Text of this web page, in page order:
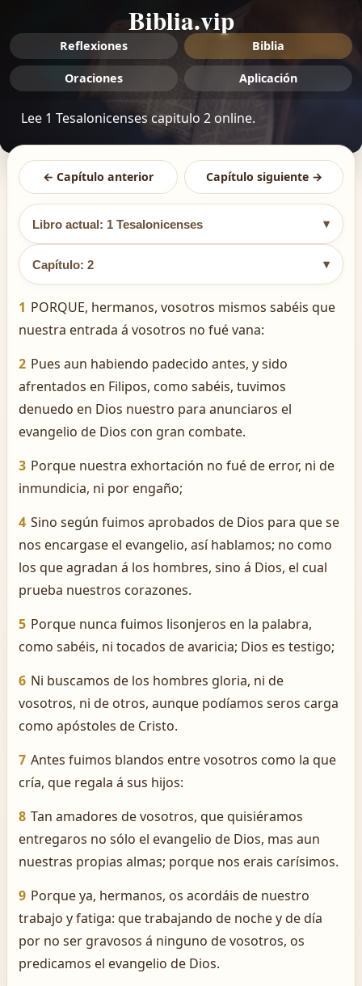
Biblia.vip
Reflexiones Biblia
Oraciones Aplicación
Lee 1 Tesalonicenses capitulo 2 online.
← Capítulo anterior Capítulo siguiente →
Libro actual: 1 Tesalonicenses ▾
Capítulo: 2 ▾
1 PORQUE, hermanos, vosotros mismos sabéis que
nuestra entrada á vosotros no fué vana:
2 Pues aun habiendo padecido antes, y sido
afrentados en Filipos, como sabéis, tuvimos
denuedo en Dios nuestro para anunciaros el
evangelio de Dios con gran combate.
3 Porque nuestra exhortación no fué de error, ni de
inmundicia, ni por engaño;
4 Sino según fuimos aprobados de Dios para que se
nos encargase el evangelio, así hablamos; no como
los que agradan á los hombres, sino á Dios, el cual
prueba nuestros corazones.
5 Porque nunca fuimos lisonjeros en la palabra,
como sabéis, ni tocados de avaricia; Dios es testigo;
6 Ni buscamos de los hombres gloria, ni de
vosotros, ni de otros, aunque podíamos seros carga
como apóstoles de Cristo.
7 Antes fuimos blandos entre vosotros como la que
cría, que regala á sus hijos:
8 Tan amadores de vosotros, que quisiéramos
entregaros no sólo el evangelio de Dios, mas aun
nuestras propias almas; porque nos erais carísimos.
9 Porque ya, hermanos, os acordáis de nuestro
trabajo y fatiga: que trabajando de noche y de día
por no ser gravosos á ninguno de vosotros, os
predicamos el evangelio de Dios.